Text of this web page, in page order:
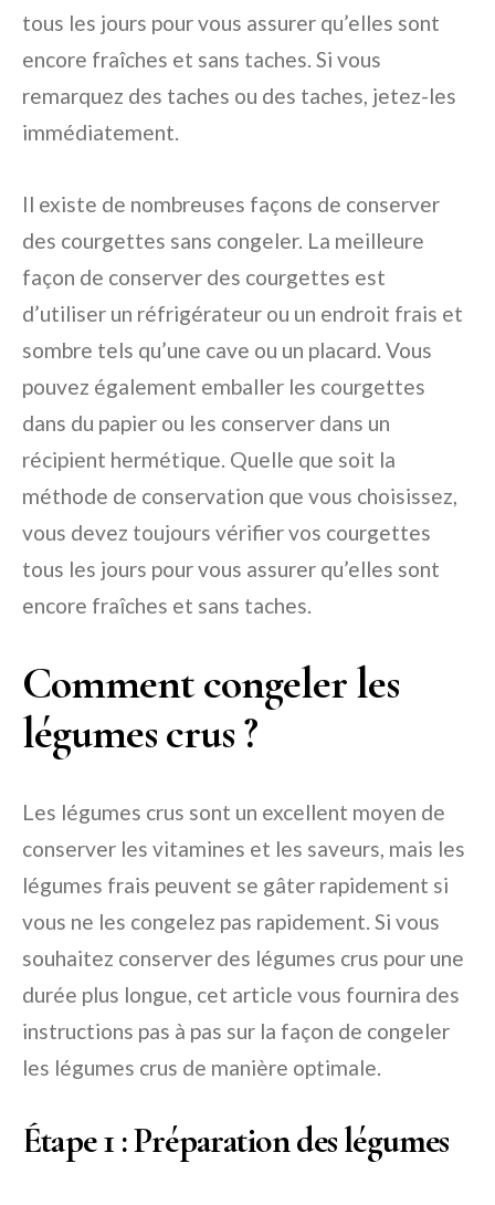
tous les jours pour vous assurer qu’elles sont
encore fraîches et sans taches. Si vous
remarquez des taches ou des taches, jetez-les
immédiatement.
Il existe de nombreuses façons de conserver
des courgettes sans congeler. La meilleure
façon de conserver des courgettes est
d’utiliser un réfrigérateur ou un endroit frais et
sombre tels qu’une cave ou un placard. Vous
pouvez également emballer les courgettes
dans du papier ou les conserver dans un
récipient hermétique. Quelle que soit la
méthode de conservation que vous choisissez,
vous devez toujours vérifier vos courgettes
tous les jours pour vous assurer qu’elles sont
encore fraîches et sans taches.
Comment congeler les
légumes crus ?
Les légumes crus sont un excellent moyen de
conserver les vitamines et les saveurs, mais les
légumes frais peuvent se gâter rapidement si
vous ne les congelez pas rapidement. Si vous
souhaitez conserver des légumes crus pour une
durée plus longue, cet article vous fournira des
instructions pas à pas sur la façon de congeler
les légumes crus de manière optimale.
Étape 1 : Préparation des légumes